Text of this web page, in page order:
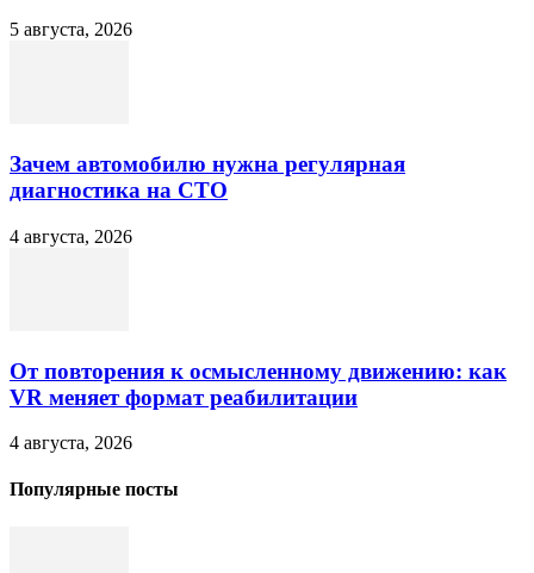
5 августа, 2026
Зачем автомобилю нужна регулярная
диагностика на СТО
4 августа, 2026
От повторения к осмысленному движению: как
VR меняет формат реабилитации
4 августа, 2026
Популярные посты